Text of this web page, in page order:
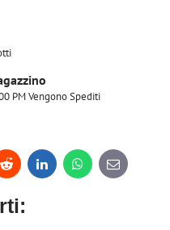
PM Vengono Spediti
Reddit LinkedInWhatsApp
E-
mail